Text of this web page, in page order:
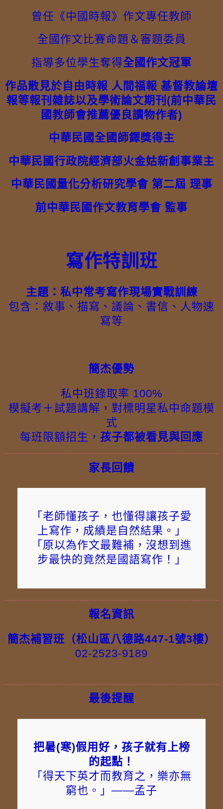
曾任《中國時報》作文專任教師
全國作文比賽命題＆審題委員
指導多位學生奪得全國作文冠軍
作品散見於自由時報 人間福報 基督教論壇
報等報刊雜誌以及學術論文期刊(前中華民
國教師會推薦優良讀物作者)
中華民國全國師鐸獎得主
中華民國行政院經濟部火金姑新創事業主
中華民國量化分析研究學會 第二屆 理事
前中華民國作文教育學會 監事
寫作特訓班
主題：私中常考寫作現場實戰訓練
包含：敘事、描寫、議論、書信、人物速
寫等
簡杰優勢
私中班錄取率 100%
模擬考＋試題講解，對標明星私中命題模
式
每班限額招生， 孩子都被看見與回應
家長回饋
「老師懂孩子，也懂得讓孩子愛
上寫作，成績是自然結果。」
「原以為作文最難補，沒想到進
步最快的竟然是國語寫作！」
報名資訊
簡杰補習班（松山區八德路447-1號3樓）
02-2523-9189
最後提醒
把暑(寒)假用好，孩子就有上榜
的起點！
「得天下英才而教育之，樂亦無
窮也。」——孟子